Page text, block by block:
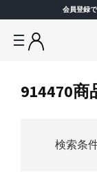
会員登録
914470商
検索条